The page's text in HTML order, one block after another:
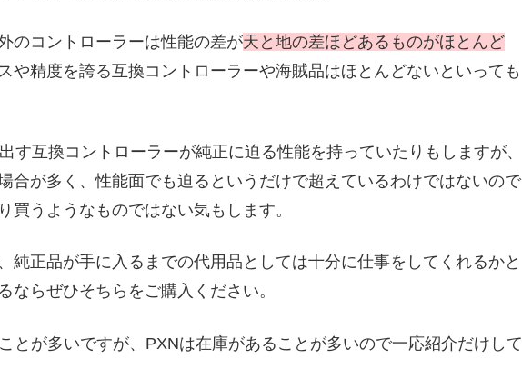
のコントローラーは性能の差が天と地の差ほどあるものがほとんど
や精度を誇る互換コントローラーや海賊品はほとんどないといっても
す互換コントローラーが純正に迫る性能を持っていたりもしますが、
合が多く、性能面でも迫るというだけで超えているわけではないので
買うようなものではない気もします。
純正品が手に入るまでの代用品としては十分に仕事をしてくれるかと
ならぜひそちらをご購入ください。
とが多いですが、PXNは在庫があることが多いので一応紹介だけして